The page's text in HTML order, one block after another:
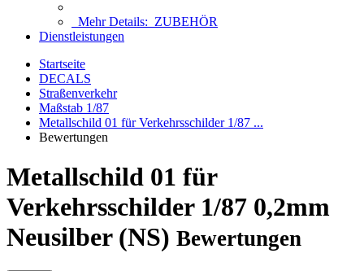
Mehr Details: ZUBEHÖR
Dienstleistungen
Startseite
DECALS
Straßenverkehr
Maßstab 1/87
Metallschild 01 für Verkehrsschilder 1/87 ...
Bewertungen
Metallschild 01 für
Verkehrsschilder 1/87 0,2mm
Neusilber (NS) Bewertungen